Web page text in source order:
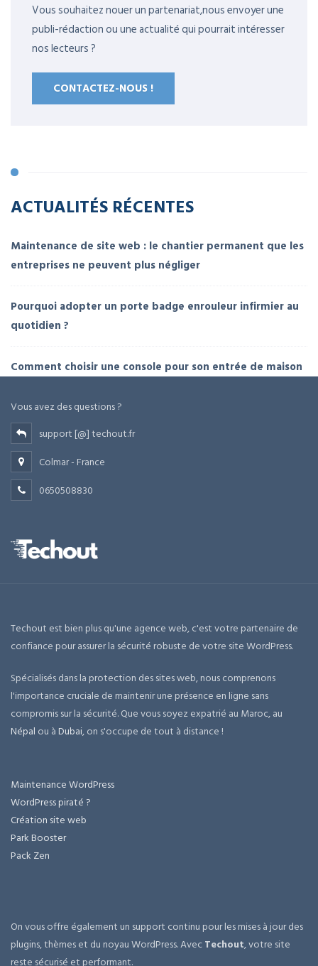
Vous souhaitez nouer un partenariat,nous envoyer une
publi-rédaction ou une actualité qui pourrait intéresser
nos lecteurs ?
CONTACTEZ-NOUS !
ACTUALITÉS RÉCENTES
Maintenance de site web : le chantier permanent que les
entreprises ne peuvent plus négliger
Pourquoi adopter un porte badge enrouleur infirmier au
quotidien ?
Comment choisir une console pour son entrée de maison
Vous avez des questions ?
support [@] techout.fr
Colmar - France
0650508830
Techout est bien plus qu'une agence web, c'est votre partenaire de
confiance pour assurer la sécurité robuste de votre site WordPress.
Spécialisés dans la protection des sites web, nous comprenons
l'importance cruciale de maintenir une présence en ligne sans
compromis sur la sécurité. Que vous soyez expatrié au Maroc, au
Népal ou àDubai, on s'occupe de tout à distance !
Maintenance WordPress
WordPress piraté ?
Création site web
Park Booster
Pack Zen
On vous offre également un support continu pour les mises à jour des
plugins, thèmes et du noyau WordPress. AvecTechout, votre site
reste sécurisé et performant.